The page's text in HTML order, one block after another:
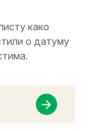
како
о датуму